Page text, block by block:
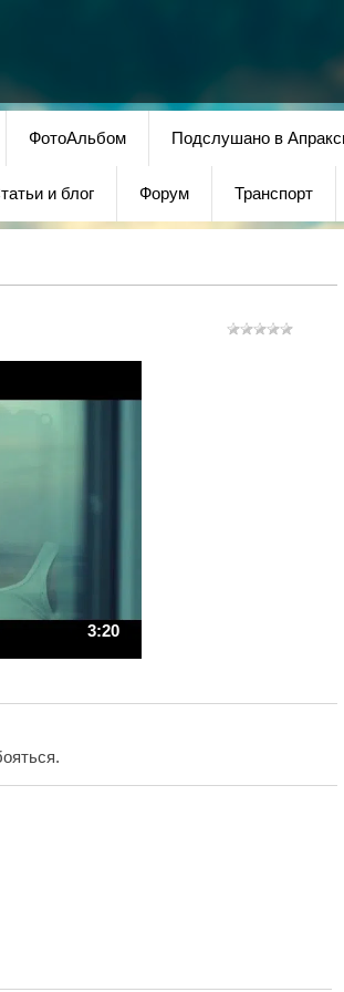
ФотоАльбом Подслушано в
и блог Форум Транспорт
3:20